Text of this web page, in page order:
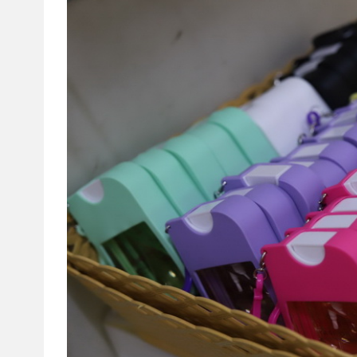
บริษัทเบสเฟรนด์ ฮอลิเดย์
หน้าแรก
ทัวร์ต่างประเทศ
จัดกรุ๊ปต่างประเทศ